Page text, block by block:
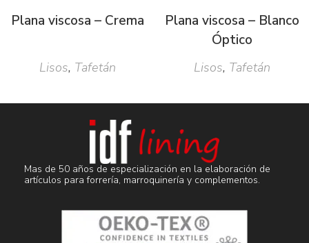
Plana viscosa – Crema
Lisos, Tafetán
Plana viscosa – Blanco
Óptico
Lisos, Tafetán
Mas de 50 años de especialización en la elaboración de
artículos para forrería, marroquinería y complementos.